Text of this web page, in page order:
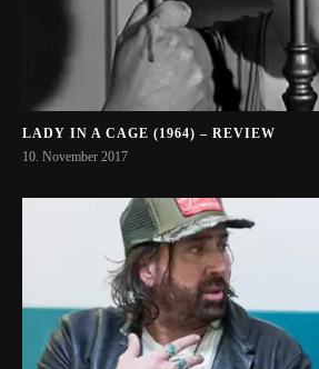
LADY IN A CAGE (1964) – REVIEW
10. November 2017